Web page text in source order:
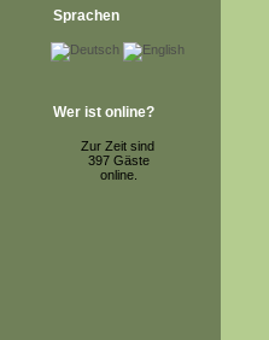
Sprachen
Wer ist online?
Zur Zeit sind
397 Gäste
online.